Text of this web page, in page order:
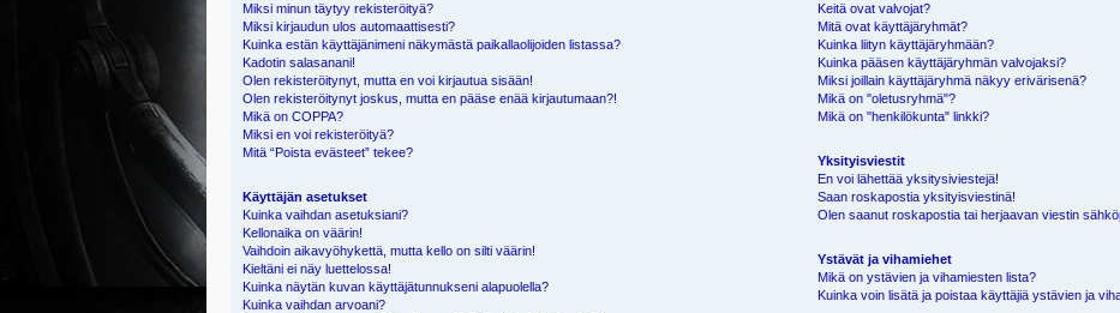
Miksi minun täytyy rekisteröityä?
Miksi kirjaudun ulos automaattisesti?
Kuinka estän käyttäjänimeni näkymästä paikallaolijoiden listassa?
Kadotin salasanani!
Olen rekisteröitynyt, mutta en voi kirjautua sisään!
Olen rekisteröitynyt joskus, mutta en pääse enää kirjautumaan?!
Mikä on COPPA?
Miksi en voi rekisteröityä?
Mitä “Poista evästeet” tekee?
Käyttäjän asetukset
Kuinka vaihdan asetuksiani?
Kellonaika on väärin!
Vaihdoin aikavyöhykettä, mutta kello on silti väärin!
Kieltäni ei näy luettelossa!
Kuinka näytän kuvan käyttäjätunnukseni alapuolella?
Kuinka vaihdan arvoani?
Keitä ovat valvojat?
Mitä ovat käyttäjäryhmät?
Kuinka liityn käyttäjäryhmään?
Kuinka pääsen käyttäjäryhmän valvojaksi?
Miksi joillain käyttäjäryhmä näkyy erivärisenä?
Mikä on "oletusryhmä"?
Mikä on "henkilökunta" linkki?
Yksityisviestit
En voi lähettää yksitysiviestejä!
Saan roskapostia yksityisviestinä!
Olen saanut roskapostia tai herjaavan viestin
Ystävät ja vihamiehet
Mikä on ystävien ja vihamiesten lista?
Kuinka voin lisätä ja poistaa käyttäjiä ystävien ja